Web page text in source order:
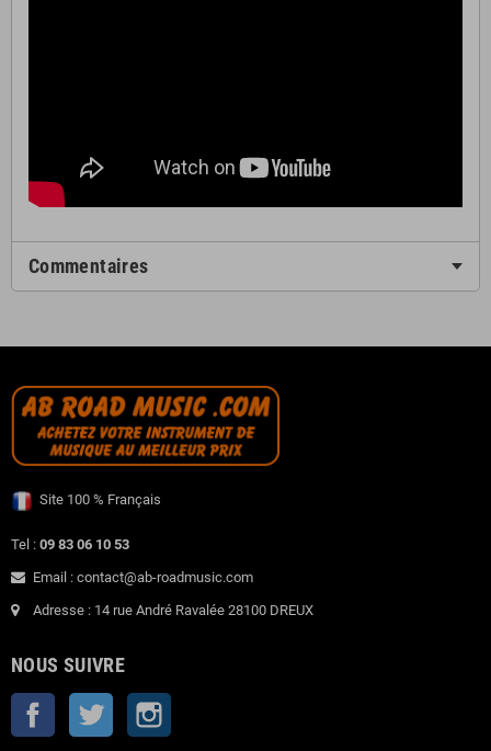
Commentaires
Site 100 % Français
Tel : 09 83 06 10 53
Email : contact@ab-roadmusic.com
Adresse : 14 rue André Ravalée 28100 DREUX
NOUS SUIVRE
Facebook Twitter